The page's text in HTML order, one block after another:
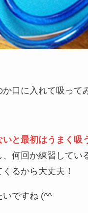
口に入れて吸って
いと最初はうまく吸
、何回か練習してい
るから大丈夫！
ですね (^^ゞ